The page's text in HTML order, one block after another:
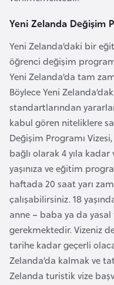
Yeni Zelanda Değişim
Yeni Zelanda’daki bir
öğrenci değişim
Yeni Zelanda’da tam
Böylece Yeni
standartlarından
kabul gören niteliklere
Değişim Programı
bağlı olarak 4 yıla
yaşınıza ve eğitim
haftada 20 saat yarı
çalışabilirsiniz. 18
anne – baba ya da
gerekmektedir. Vizeniz
tarihe kadar geçerli
Zelanda’da kalmak ve
Zelanda turistik vize
a
Ç
a
d
Ç
e
k
C
u
m
h
u
r